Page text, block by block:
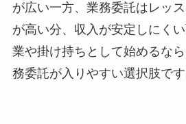
が広い一方、業務委託はレッ
が高い分、収入が安定しにく
業や掛け持ちとして始めるな
務委託が入りやすい選択肢です